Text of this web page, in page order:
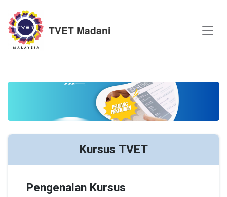
TVET Madani
Kursus TVET
Pengenalan Kursus